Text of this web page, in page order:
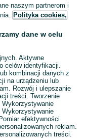
naszym partnerom i
Polityka cookies,
dane w celu
Aktywne
celów identyfikacji.
kombinacji danych z
na urządzeniu lub
Rozwój i ulepszanie
treści. Tworzenie
efektywności
reklam.
treści.